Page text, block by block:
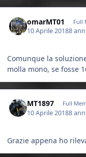
omarMT01 Full
10 Aprile 20188
Comunque la
molla mono, se fosse
MT1897 Full
10 Aprile 20188
Grazie appena ho